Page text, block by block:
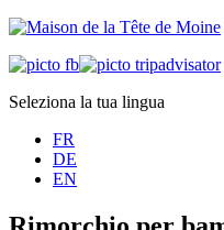
Seleziona la tua lingua
FR
DE
EN